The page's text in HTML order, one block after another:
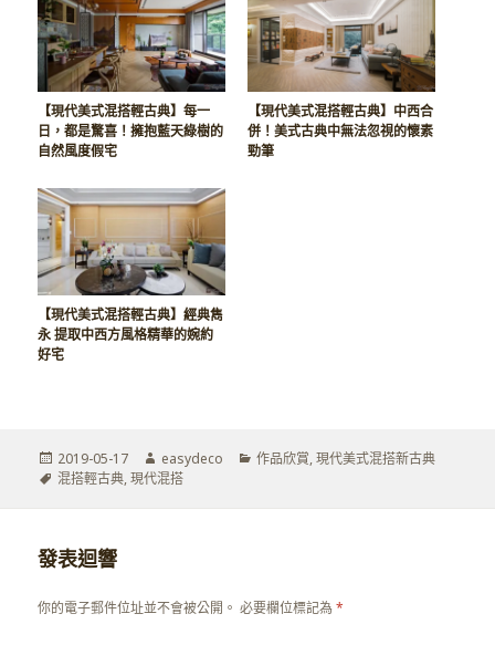
【現代美式混搭輕古典】每一
日，都是驚喜！擁抱藍天綠樹的
自然風度假宅
【現代美式混搭輕古典】中西合
併！美式古典中無法忽視的懷素
勁筆
【現代美式混搭輕古典】經典雋
永 提取中西方風格精華的婉約
好宅
發
佈
2019-05-17
作
者
easydeco
分
作品欣賞,現代美式混搭新古典
標
混搭輕古典,現代混搭
發表迴響
你的電子郵件位址並不會被公開。 必要欄位標記為*